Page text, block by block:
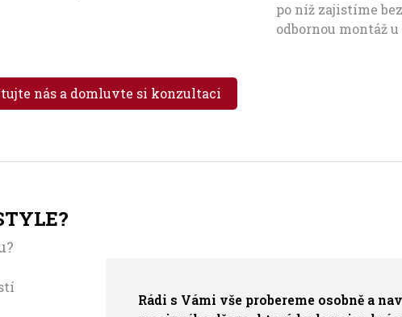
po níž zajistíme
odbornou montáž
nás a domluvte si konzultaci
Rádi s Vámi vše probereme osobně a